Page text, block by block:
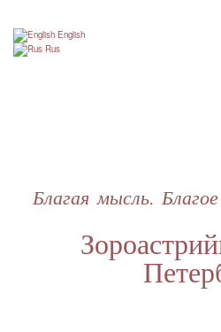
Благая мысль.
English
Rus